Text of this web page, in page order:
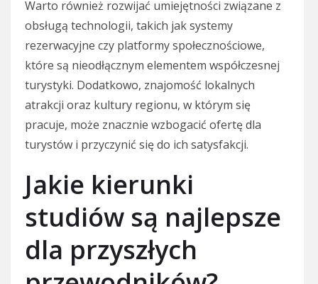
Warto również rozwijać umiejętności związane z
obsługą technologii, takich jak systemy
rezerwacyjne czy platformy społecznościowe,
które są nieodłącznym elementem współczesnej
turystyki. Dodatkowo, znajomość lokalnych
atrakcji oraz kultury regionu, w którym się
pracuje, może znacznie wzbogacić ofertę dla
turystów i przyczynić się do ich satysfakcji.
Jakie kierunki
studiów są najlepsze
dla przyszłych